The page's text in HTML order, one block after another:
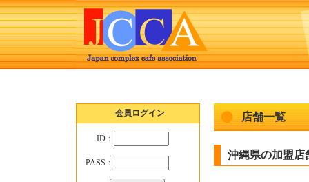
会員ログイン
ID：
PASS：
店舗一覧
沖縄県の加盟